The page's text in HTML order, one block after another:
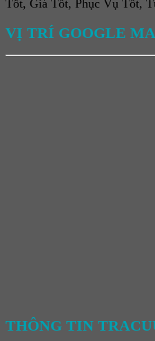
Tốt, Giá Tốt, Phục Vụ Tốt,
VỊ TRÍ GOOGLE
THÔNG TIN